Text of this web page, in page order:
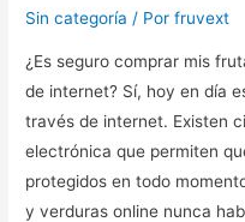
Sin categoría / Porfruvext
¿Es seguro comprar mis
de internet? Sí, hoy en día
través de internet. Existen
electrónica que permiten
protegidos en todo
y verduras online nunca